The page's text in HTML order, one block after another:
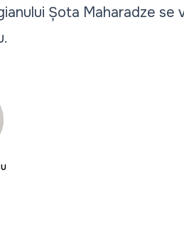
Șota Maharadze se